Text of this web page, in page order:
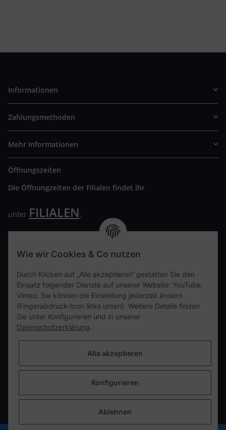
Informationen
Zahlungsmethoden
Mehr Informationen
Öffnungszeiten
Die Öffnungzeiten der Filialen findet ihr
unter FILIALEN.
Wir freuen uns auf Euren Besuch. Bitte beachtet die
Kontaktdaten
tweet
teilen
Vertrag widerrufen
* Alle Preise inkl. gesetzlicher USt., zzgl.Versand
Wie wir Cookies & Co nutzen
Durch Klicken auf „Alle akzeptieren“ gestatten Sie den
Einsatz folgender Dienste auf unserer Website: YouTube,
Vimeo. Sie können die Einstellung jederzeit ändern
(Fingerabdruck-Icon links unten). Weitere Details finden
Sie unter Konfigurieren und in unserer
Datenschutzerklärung.
Alle akzeptieren
Konfigurieren
Ablehnen